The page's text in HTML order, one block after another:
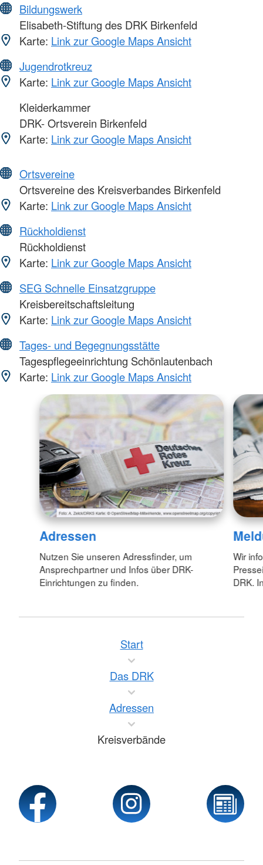
Bildungswerk
Elisabeth-Stiftung des DRK Birkenfeld
Karte: Link zur Google Maps Ansicht
Jugendrotkreuz
Karte: Link zur Google Maps Ansicht
Kleiderkammer
DRK- Ortsverein Birkenfeld
Karte: Link zur Google Maps Ansicht
Ortsvereine
Ortsvereine des Kreisverbandes Birkenfeld
Karte: Link zur Google Maps Ansicht
Rückholdienst
Rückholdienst
Karte: Link zur Google Maps Ansicht
SEG Schnelle Einsatzgruppe
Kreisbereitschaftsleitung
Karte: Link zur Google Maps Ansicht
Tages- und Begegnungsstätte
Tagespflegeeinrichtung Schönlautenbach
Karte: Link zur Google Maps Ansicht
Adressen
Nutzen Sie unseren Adressfinder, um
Ansprechpartner und Infos über DRK-
Einrichtungen zu finden.
Wir
DRK.
Start
Das DRK
Adressen
Kreisverbände